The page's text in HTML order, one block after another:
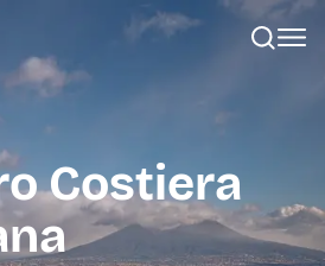
Costiera